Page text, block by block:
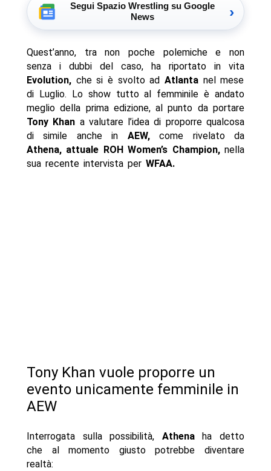
Segui Spazio Wrestling su Google
News
›
Quest’anno, tra non poche polemiche e non
senza i dubbi del caso, ha riportato in vita
Evolution,che si è svolto adAtlanta nel mese
di Luglio. Lo show tutto al femminile è andato
meglio della prima edizione, al punto da portare
Tony Khan a valutare l’idea di proporre qualcosa
di simile anche in AEW,come rivelato da
Athena, attuale ROH Women’s Champion,nella
sua recente intervista per WFAA.
Tony Khan vuole proporre un
evento unicamente femminile in
AEW
Interrogata sulla possibilità, Athenaha detto
che al momento giusto potrebbe diventare
realtà: